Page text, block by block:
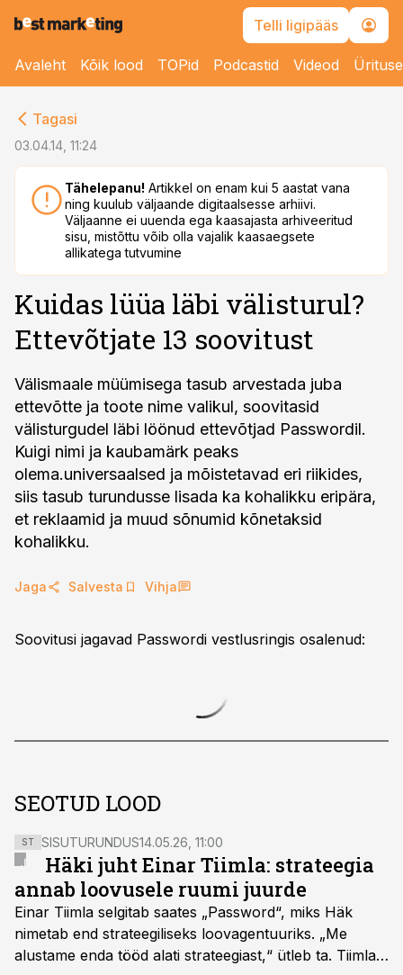
Telli ligipääs
Avaleht Kõik lood TOPid Podcastid Videod
Tagasi
03.04.14, 11:24
Tähelepanu! Artikkel on enam kui 5 aastat vana
ning kuulub väljaande digitaalsesse arhiivi.
Väljaanne ei uuenda ega kaasajasta arhiveeritud
sisu, mistõttu võib olla vajalik kaasaegsete
allikatega tutvumine
Kuidas lüüa läbi välisturul?
Ettevõtjate 13 soovitust
Välismaale müümisega tasub arvestada juba
ettevõtte ja toote nime valikul, soovitasid
välisturgudel läbi löönud ettevõtjad Passwordil.
Kuigi nimi ja kaubamärk peaks
olema.universaalsed ja mõistetavad eri riikides,
siis tasub turundusse lisada ka kohalikku eripära,
et reklaamid ja muud sõnumid kõnetaksid
kohalikku.
Jaga Salvesta Vihja
Soovitusi jagavad Passwordi vestlusringis osalenud:
SEOTUD LOOD
ST SISUTURUNDUS14.05.26, 11:00
Häki juht Einar Tiimla: strateegia
annab loovusele ruumi juurde
Einar Tiimla selgitab saates „Password“, miks Häk
nimetab end strateegiliseks loovagentuuriks. „Me
alustame enda tööd alati strateegiast,“ ütleb ta. Tiimla